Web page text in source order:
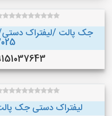
جک پالت /لیفتراک دستی/
09151037643
لیفتراک دستی جک پالت